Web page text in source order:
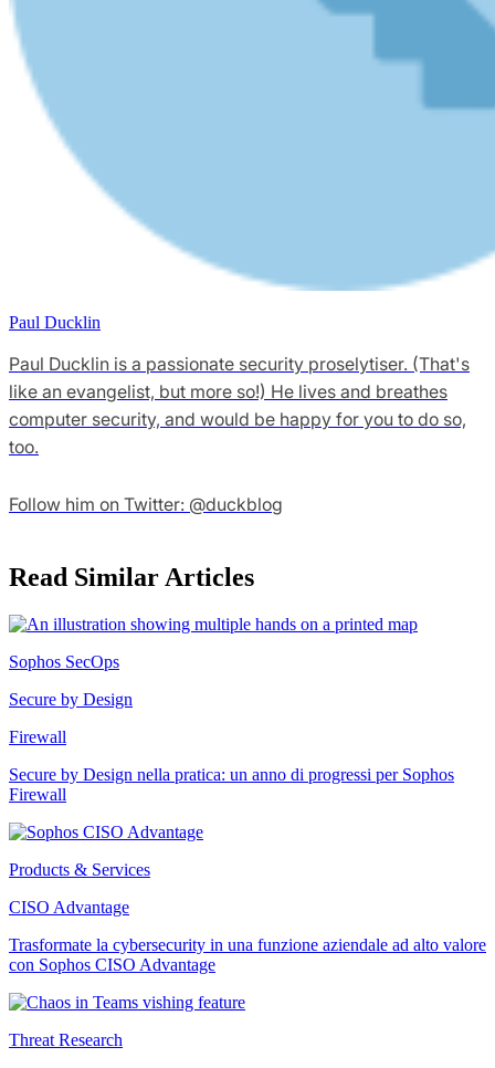
Paul Ducklin
Paul Ducklin is a passionate security proselytiser. (That's
like an evangelist, but more so!) He lives and breathes
computer security, and would be happy for you to do so,
too.
Follow him on Twitter: @duckblog
Read Similar Articles
Sophos SecOps
Secure by Design
Firewall
Secure by Design nella pratica: un anno di progressi per Sophos
Firewall
Products & Services
CISO Advantage
Trasformate la cybersecurity in una funzione aziendale ad alto valore
con Sophos CISO Advantage
Threat Research